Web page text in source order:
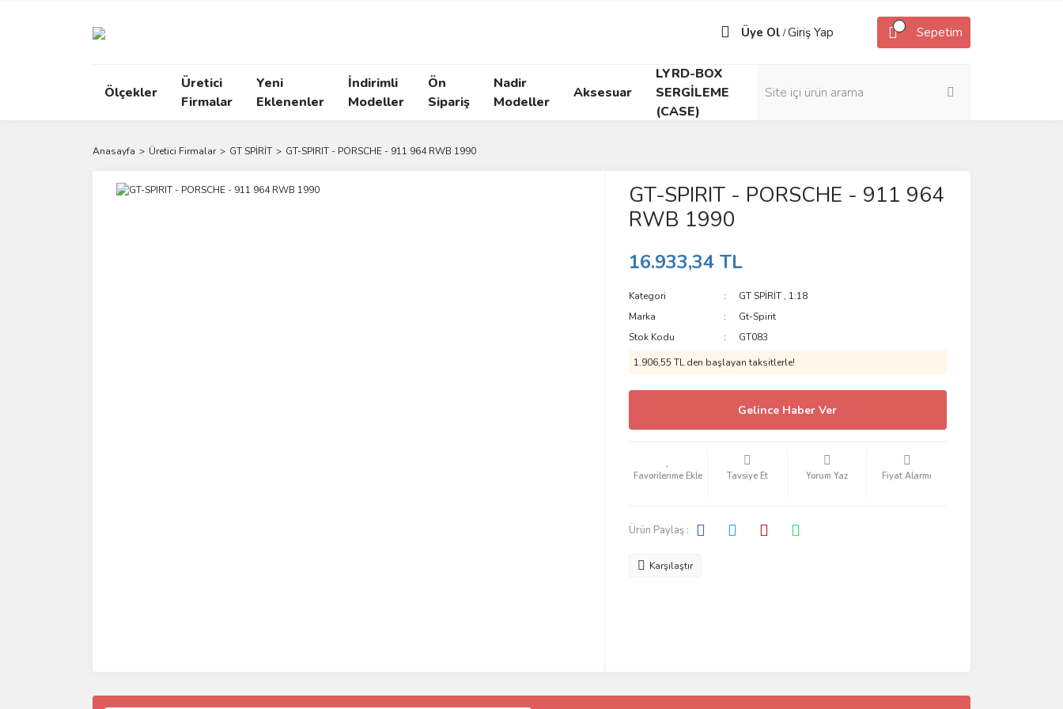
Üye Ol /Giriş Yap Sepetim
Ölçekler
Üretici
Firmalar
Yeni
Eklenenler
İndirimli
Modeller
Ön
Sipariş
Nadir
Modeller
Aksesuar
LYRD-BOX
SERGİLEME
(CASE)
Anasayfa Üretici Firmalar GT SPİRİT GT-SPIRIT - PORSCHE - 911 964 RWB 1990
GT-SPIRIT - PORSCHE - 911 964
RWB 1990
16.933,34 TL
Kategori GT SPİRİT , 1:18
Marka
Gt-Spirit
Stok Kodu
GT083
1.906,55 TL den başlayan taksitlerle!
Gelince Haber Ver
Tavsiye Et Yorum Yaz Fiyat Alarmı
Ürün Paylaş :
Karşılaştır